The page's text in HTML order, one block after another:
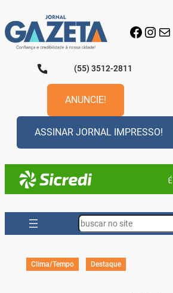
para
o
conteúdo
E-
(55) 3512-2811
ANUNCIE!
ASSINAR JORNAL IMPRESSO!
Search
Clima/Tempo Destaque